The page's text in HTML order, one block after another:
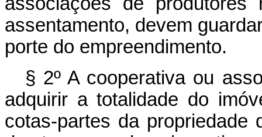
assentamento, devem
porte do empreendimento.
§ 2º A cooperativa ou
adquirir a totalidade do
cotas-partes da